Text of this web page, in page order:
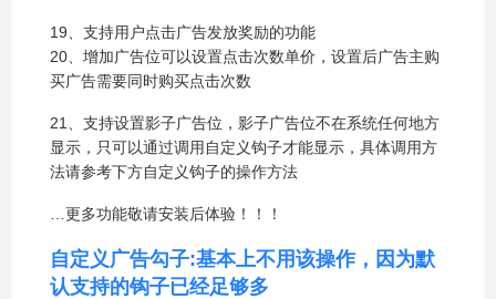
19、支持用户点击广告发放奖励的功能
20、增加广告位可以设置点击次数单价，设置后广告主购
买广告需要同时购买点击次数
21、支持设置影子广告位，影子广告位不在系统任何地方
显示，只可以通过调用自定义钩子才能显示，具体调用方
法请参考下方自定义钩子的操作方法
…更多功能敬请安装后体验！！！
自定义广告勾子:基本上不用该操作，因为默
认支持的钩子已经足够多